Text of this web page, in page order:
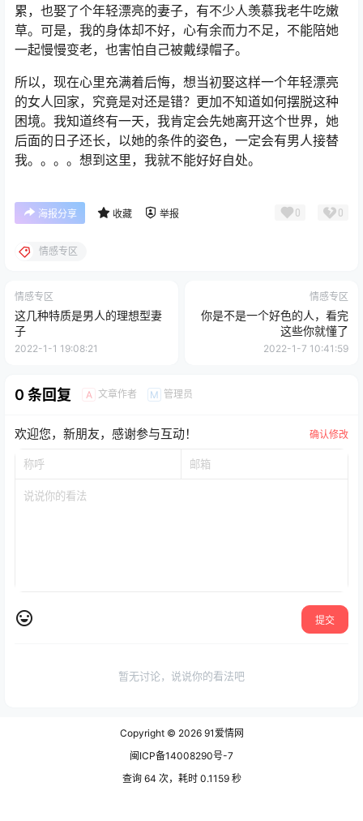
累，也娶了个年轻漂亮的妻子，有不少人羡慕我老牛吃嫩
草。可是，我的身体却不好，心有余而力不足，不能陪她
一起慢慢变老，也害怕自己被戴绿帽子。
所以，现在心里充满着后悔，想当初娶这样一个年轻漂亮
的女人回家，究竟是对还是错？更加不知道如何摆脱这种
困境。我知道终有一天，我肯定会先她离开这个世界，她
后面的日子还长，以她的条件的姿色，一定会有男人接替
我。。。。想到这里，我就不能好好自处。
海报分享 收藏 举报 0 0
情感专区
情感专区
这几种特质是男人的理想型妻
子
2022-1-1 19:08:21
情感专区
你是不是一个好色的人，看完
这些你就懂了
2022-1-7 10:41:59
0 条回复 A 文章作者 M 管理员
欢迎您，新朋友，感谢参与互动！ 确认修改
提交
暂无讨论，说说你的看法吧
Copyright © 202691爱情网
闽ICP备14008290号-7
查询 64 次，耗时 0.1159 秒